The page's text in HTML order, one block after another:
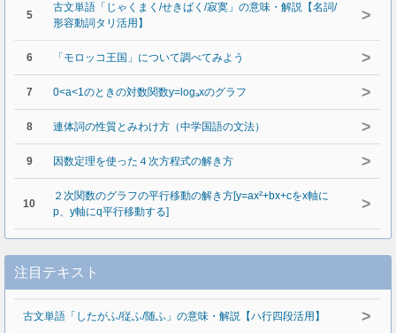
5
古文単語「じゃくまく/せきばく/寂寞」の意味・解説【名詞/
形容動詞タリ活用】
>
6 「モロッコ王国」について調べてみよう >
7 0<a<1のときの対数関数y=logₐxのグラフ >
8 連体詞の性質とみわけ方（中学国語の文法） >
9 因数定理を使った４次方程式の解き方 >
10
２次関数のグラフの平行移動の解き方[y=ax²+bx+cをx軸に
p、y軸にq平行移動する]
>
注目テキスト
古文単語「したがふ/従ふ/随ふ」の意味・解説【ハ行四段活用】 >